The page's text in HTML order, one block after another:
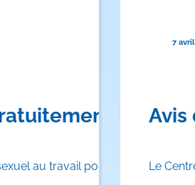
au travail pour les
7
Avis
Le